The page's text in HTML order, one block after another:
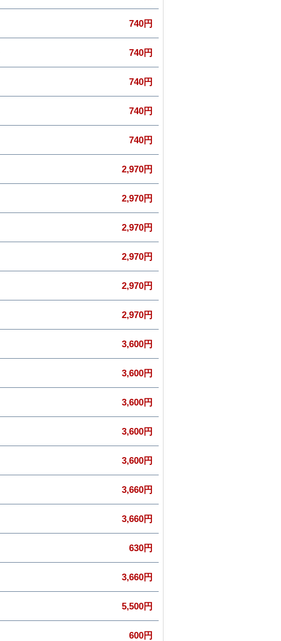
740円
740円
740円
740円
740円
2,970円
2,970円
2,970円
2,970円
2,970円
2,970円
3,600円
3,600円
3,600円
3,600円
3,600円
3,660円
3,660円
630円
3,660円
5,500円
600円